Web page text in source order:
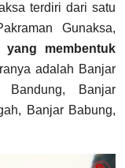
terdiri dari satu
Gunaksa,
membentuk
adalah Banjar
Banjar
Banjar Babung,